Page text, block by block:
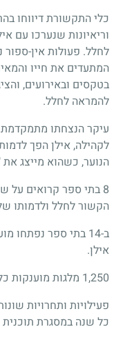
כלי התקשורת דיווחו
וריאיונות שנערכו עם
לחלל. פעולות אין-ספור
המתעדים את חייו
בטקסים ובאירועים,
להמראה לחלל.
עיקר הנצחתו מתמקדמת
לקהילה, אילן הפך
הנוער, כשהוא מייצג את
8 בתי ספר קרואים
הקשור לחלל ולדמותו
ב-14 בתי ספר
אילן.
1,250 מלגות מוענקות כל שנה לתלמידים וסטודנטים.
פעילויות ותחרויות
כל שנה במסגרת תוכנית